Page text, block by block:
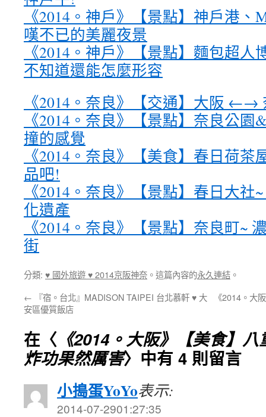
《2014。神戶》【景點】神戶港、
嘆不已的美麗夜景
《2014。神戶》【景點】麵包超
不知道還能怎麼形容
《2014。奈良》【交通】大阪 ←→
《2014。奈良》【景點】奈良公
撞的感覺
《2014。奈良》【美食】春日荷
品吧!
《2014。奈良》【景點】春日大社
化遺產
《2014。奈良》【景點】奈良町~
街
分類: ♥ 國外旅遊 ♥ 2014京阪神奈 。這篇內容的永久連結 。
← 『宿。台北』MADISON TAIPEI 台北慕軒 ♥ 大
安區優質飯店
《2014。大
在〈 《2014。大阪》【美食】
炸功果然厲害〉中有 4 則留言
小搗蛋YoYo表示:
2014-07-2901:27:35